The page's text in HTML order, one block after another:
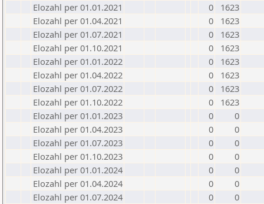
Elozahl per 01.01.2021
0
1623
Elozahl per 01.04.2021
0
1623
Elozahl per 01.07.2021
0
1623
Elozahl per 01.10.2021
0
1623
Elozahl per 01.01.2022
0
1623
Elozahl per 01.04.2022
0
1623
Elozahl per 01.07.2022
0
1623
Elozahl per 01.10.2022
0
1623
Elozahl per 01.01.2023
0
0
Elozahl per 01.04.2023
0
0
Elozahl per 01.07.2023
0
0
Elozahl per 01.10.2023
0
0
Elozahl per 01.01.2024
0
0
Elozahl per 01.04.2024
0
0
Elozahl per 01.07.2024
0
0